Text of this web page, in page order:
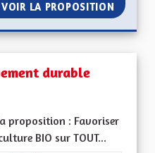
VOIR LA PROPOSITION
durable
proposition : Favoriser
BIO sur TOUT...